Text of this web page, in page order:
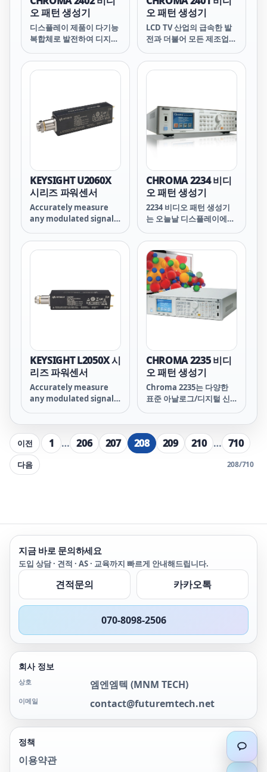
average power
measurement and
analysis.
생성기(*1)를 적용하면
PCBA 자동 테스트 시스템
을 구성할 수 있습니다.
족할 수 있습니다.
오 패턴 생성기
디스플레이 제품이 다기능
복합체로 발전하여 디지털
든 제조업체는 다양한 애플
리케이션과 품질 수요를 충
산하는 경쟁에 직면해 있습
니다. 이러한 요구를 충족
하기 위한 토탈 테스트 솔
오 패턴 생성기
LCD TV 산업의 급속한 발
전과 더불어 모든 제조업체
비용 제품 생산 경쟁에 직
면해 있으며, 이러한 요구
제가 되었습니다.
KEYSIGHT U2060X
시리즈 파워센서
Accurately measure
any modulated signal
Technologies, Inc.
U/L2050/60 X-Series
models come with a
wide dynamic range,
very accurate and
repeatable power
measurements for any
modulated signal and
comes with a super-
fast measurement
speed of 50,000
readings/sec, which
enables higher
manufacturing
throughput. Users can
also save time and
The U/L2050/60 X-Series
is supported by the
Keysight BenchVue
software. BenchVue
makes it easy to
control your power
meter to log data and
visualize
measurements in a
wide array of display
options without any
your PC installed
BenchVue BV0007B
Control and Analysis
app to perform
average power
measurement and
analysis.
CHROMA 2234 비디
오 패턴 생성기
2234 비디오 패턴 생성기
는 오늘날 디스플레이에서
멀티미디어 재생 기술을 통
합하여 디스플레이 품질 평
가 테스트를 위한 다목적
모션 픽쳐를 제공하고 있습
니다. 현재 및 향후 LCD 모
니터/LCD TV/PDP/프로젝
터 등의 멀티미디어 비디오
테스트 요구 사항을 충족할
품질과 다중 출력 지원 기
능을 갖추고 있습니다.
KEYSIGHT L2050X 시
리즈 파워센서
Accurately measure
any modulated signal
U/L2050/60 X-Series
wide dynamic range
power sensors. The
USB/LAN connectivity
models come with a
very accurate and
repeatable power
measurements for any
modulated signal and
comes with a super-
fast measurement
speed of 50,000
readings/sec, which
throughput. Users can
uncertainty with the
internal zero and
calibration function.
The U/L2050/60 X-Series
Keysight BenchVue
software. BenchVue
makes it easy to
control your power
CHROMA 2235 비디
오 패턴 생성기
Chroma 2235는 다양한
표준 아날로그/디지털 신
생성기입니다. 내장된 고속
그래픽 엔진은 다양한 해상
도의 디스플레이 장치에 표
준 테스트 신호와 패턴을
을 충족할 수 있습니다.
이전 1 … 206 207 208 209 210 … 710
다음 208/710
지금 바로 문의하세요
도입 상담 · 견적 · AS · 교육까지 빠르게 안내해드립니다.
견적문의 카카오톡
070-8098-2506
회사 정보
상호 엠엔엠텍 (MNM TECH)
이메일 contact@futuremtech.net
정책
이용약관